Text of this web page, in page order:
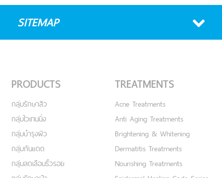
SITEMAP
PRODUCTS
กลุ่มรักษาสิว
กลุ่มไวเทนนิ่ง
กลุ่มบำรุงผิว
กลุ่มกันแดด
กลุ่มลดเลือนริ้วรอย
TREATMENTS
Acne Treatments
Anti Aging Treatments
Brightening & Whitening
Dermatitis Treatments
Nourishing Treatments